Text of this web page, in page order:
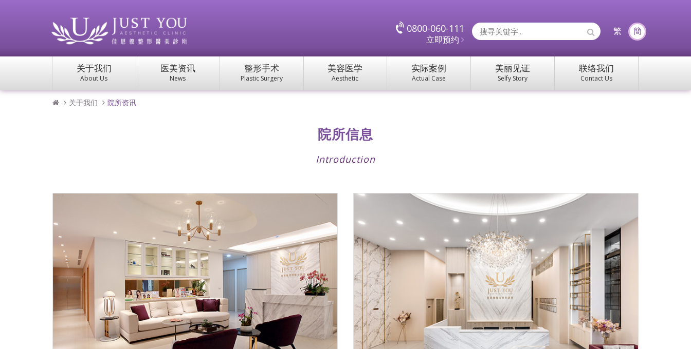
0800-060-111
立即预约
Search
Icons:
繁 簡
关于我们
About Us
医美资讯
News
整形手术
Plastic Surgery
美容医学
Aesthetic
实际案例
Actual Case
美丽见证
Selfy Story
联络我们
Contact Us
关于我们 院所资讯
院所信息
Introduction